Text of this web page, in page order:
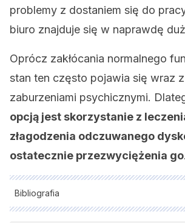
problemy z dostaniem się do
biuro znajduje się w naprawdę
Oprócz zakłócania normalnego
stan ten często pojawia się wraz
zaburzeniami psychicznymi.
opcją jest skorzystanie z
złagodzenia odczuwanego
ostatecznie przezwyciężenia go.
Bibliografia
Wszystkie cytowane źródła zostały